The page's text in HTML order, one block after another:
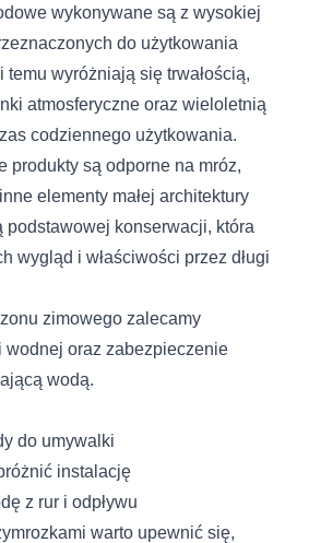
wykonywane są z wysokiej
do użytkowania
wyróżniają się trwałością,
atmosferyczne oraz wieloletnią
codziennego użytkowania.
produkty są odporne na mróz,
elementy małej architektury
konserwacji, która
wygląd i właściwości przez długi
zimowego zalecamy
oraz zabezpieczenie
wodą.
do umywalki
instalację
z rur i odpływu
warto upewnić się,